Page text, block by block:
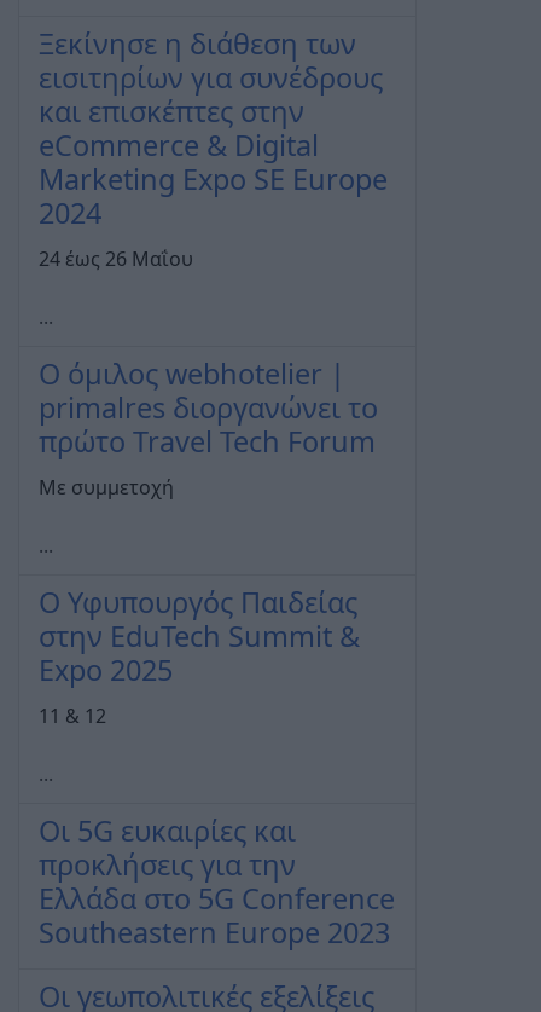
Ξεκίνησε η διάθεση των
εισιτηρίων για συνέδρους
και επισκέπτες στην
eCommerce & Digital
Marketing Expo SE Europe
2024
24 έως 26 Μαΐου
...
Ο όμιλος webhotelier |
primalres διοργανώνει το
πρώτο Travel Tech Forum
Mε συμμετοχή
...
Ο Υφυπουργός Παιδείας
στην EduTech Summit &
Expo 2025
11 & 12
...
Οι 5G ευκαιρίες και
προκλήσεις για την
Ελλάδα στο 5G Conference
Southeastern Europe 2023
Οι γεωπολιτικές εξελίξεις